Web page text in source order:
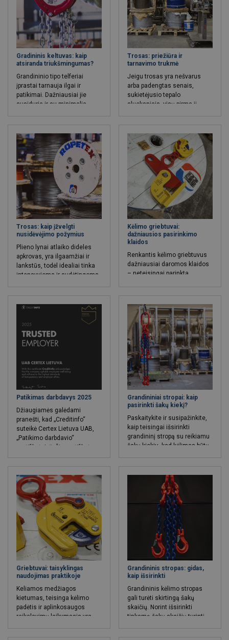
per pasitikėjimą, skaidrumą ir
ilgalaikį veikimą.
naudojami su kranais, kurie
atlieka gležnų bei lengvesnių
krovinių kėlimo darbus.
Gradininis keltuvas: kaip
atsiranda triukšmingumas?
Grandininio tipo telferiai
įprastai tarnauja ilgai ir
patikimai. Dažniausiai jie
susiduria ir su minimalia
telferių ilgaamžiškumui ir
efektyvumui labai didelę įtaką
daro tinkama ir nuosekli
priežiūra.
Trosas: priežiūra ir
tarnavimo trukmė
Jeigu trosas yra nešvarus
arba padengtas senais,
sukietėjusio tepalo
sluoksniais, visų pirma jį
procesas atveria kelią
šviežiam tepalui ir tuo pačiu
daro teigiamą poveikį troso
eksploatavimo trukmei.
Trosas: kaip įžvelgti
nusidėvėjimo požymius
Plieno lynai atlaiko dideles
apkrovas, yra ilgaamžiai ir
lankstūs, todėl idealiai tinka
intensyvioms ir sudėtingoms
nusidėvėjimą – nutrūkusias
sulinkimus, suplokštėjimą,
skersmens sumažėjimą,
pailgėjimą ar neįprastus
Kėlimo griebtuvai:
dažniausios pasirinkimo
klaidos
Renkantis kėlimo griebtuvus
dažniausiai daromos klaidos
– neteisingai parinkta
atliktas pasirinkimo
procesas. Paskaitykite ir
susipažinkite, kaip išvengti
dažniausiai daromų griebtuvų
klaidų, kad kėlimo darbai būtų
saugūs, efektyvūs ir atitiktų
reikalavimus.
Patikimas darbdavys 2025
Džiaugiamės galėdami
pranešti, kad „Creditinfo“
suteikė Certex Lietuva UAB,
„Patikimo darbdavio“
sertifikatą! 🎉 Šis sertifikatas
pabrėžia mūsų įsipareigojimą
užtikrinti aukščiausius
darbuotojų gerovės
standartus, skaidrumą ir
etikos normų laikymąsi.
Grandininiai stropai: kaip
pasirinkti šakų kiekį?
Paskaitykite ir susipažinkite,
kaip teisingai išsirinkti
grandininį stropą su reikiamu
šakų kiekiu, kad kėlimas būtų
Griebtuvai: taisyklingas
naudojimas praktikoje
Keliamos medžiagos
kietumas, teisinga kėlimo
padėtis ir aplinkosaugos
reikalavimų laikymasis yra
Grandininis stropas: gidas,
kaip išsirinkti
Grandininis kėlimo stropas
gali turėti skirtingą šakų
skaičių. Norint išsirinkti
tinkamą šakų skaičių turintį